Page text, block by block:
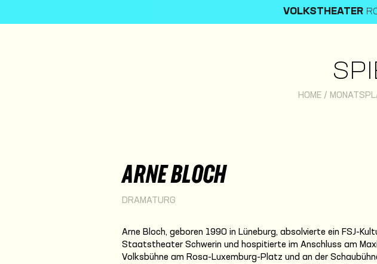
VOLKSTHEATER
HOME /
ARNE BLOCH
DRAMATURG
Arne Bloch, geboren 1990 in Lüneburg, absolvierte ein FSJ-
Staatstheater Schwerin und hospitierte im Anschluss am
Volksbühne am Rosa-Luxemburg-Platz und an der